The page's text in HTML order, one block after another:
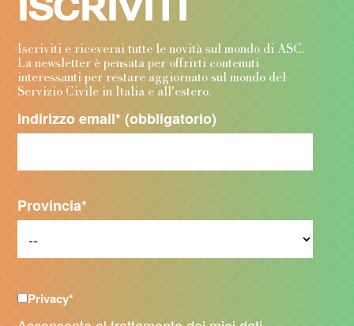
Iscriviti e riceverai tutte le novità sul mondo di ASC.
La newsletter è pensata per offrirti contenuti
interessanti per restare aggiornato sul mondo del
Servizio Civile in Italia e all'estero.
Indirizzo email* (obbligatorio)
Provincia*
Privacy*